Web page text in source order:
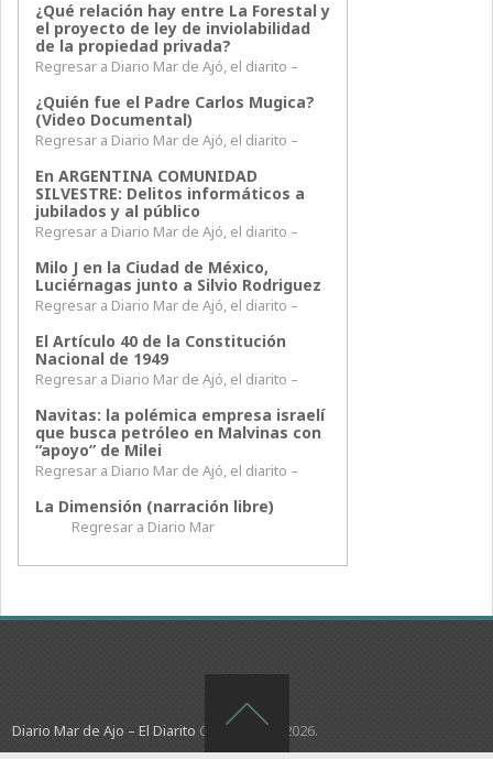
¿Qué relación hay entre La Forestal y
el proyecto de ley de inviolabilidad
de la propiedad privada?
Regresar a Diario Mar de Ajó, el diarito –
¿Quién fue el Padre Carlos Mugica?
(Video Documental)
Regresar a Diario Mar de Ajó, el diarito –
En ARGENTINA COMUNIDAD
SILVESTRE: Delitos informáticos a
jubilados y al público
Regresar a Diario Mar de Ajó, el diarito –
Milo J en la Ciudad de México,
Luciérnagas junto a Silvio Rodriguez
Regresar a Diario Mar de Ajó, el diarito –
El Artículo 40 de la Constitución
Nacional de 1949
Regresar a Diario Mar de Ajó, el diarito –
Navitas: la polémica empresa israelí
que busca petróleo en Malvinas con
“apoyo” de Milei
Regresar a Diario Mar de Ajó, el diarito –
La Dimensión (narración libre)
Regresar a Diario Mar
Diario Mar de Ajo – El Diarito Copyright © 2026.